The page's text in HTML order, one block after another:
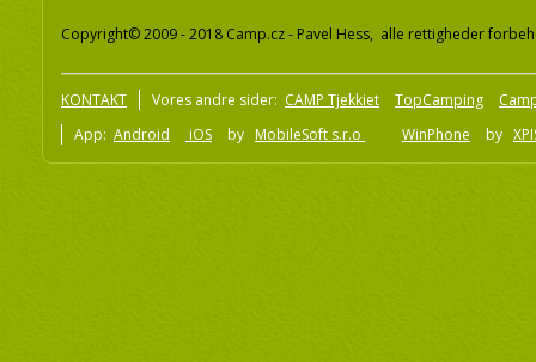
Copyright© 2009 - 2018 Camp.cz - Pavel Hess, alle rettigheder
KONTAKT Vores andre sider: CAMP Tjekkiet TopCamping
App: Android iOS by MobileSoft s.r.o WinPhone by